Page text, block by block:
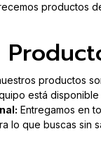
productos
productos
está
Entregamos en
lo que buscas sin